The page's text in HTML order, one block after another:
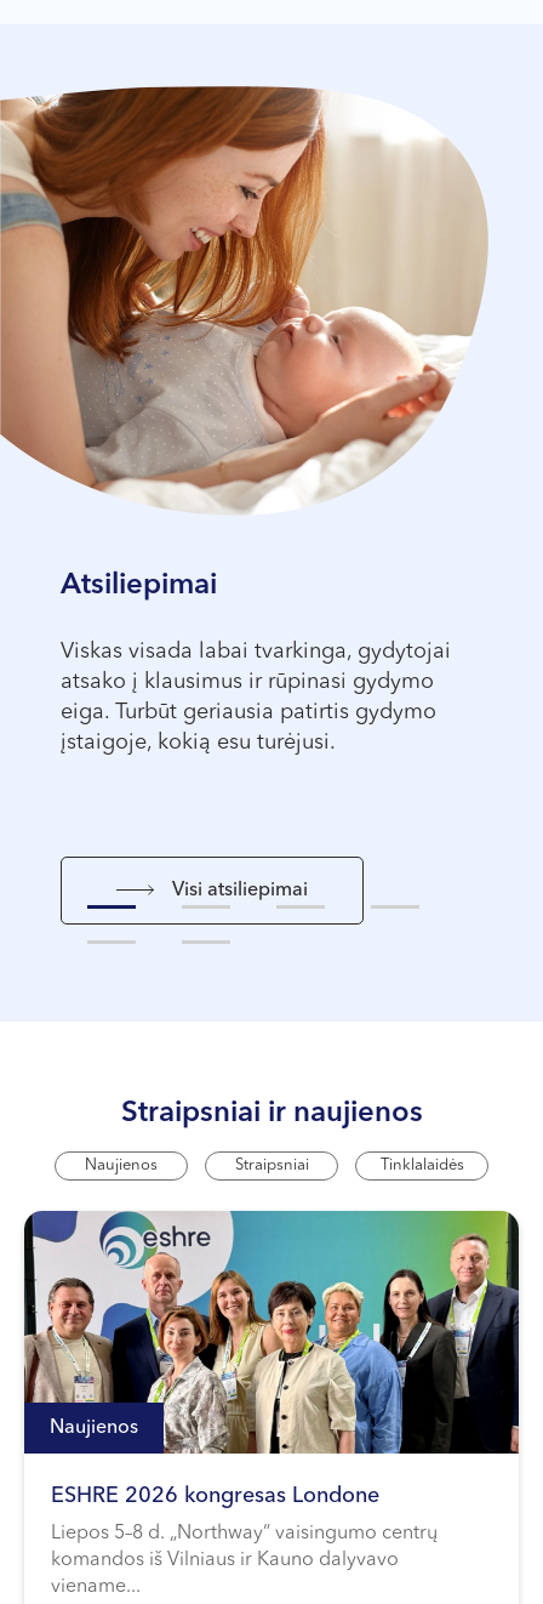
Atsiliepimai
Viskas visada labai tvarkinga, gydytojai
atsako į klausimus ir rūpinasi gydymo
eiga. Turbūt geriausia patirtis gydymo
įstaigoje, kokią esu turėjusi.
Visi atsiliepimai
Straipsniai ir naujienos
Naujienos Straipsniai Tinklalaidės
Naujienos
ESHRE 2026 kongresas Londone
Liepos 5–8 d. „Northway“ vaisingumo centrų
komandos iš Vilniaus ir Kauno dalyvavo
viename...